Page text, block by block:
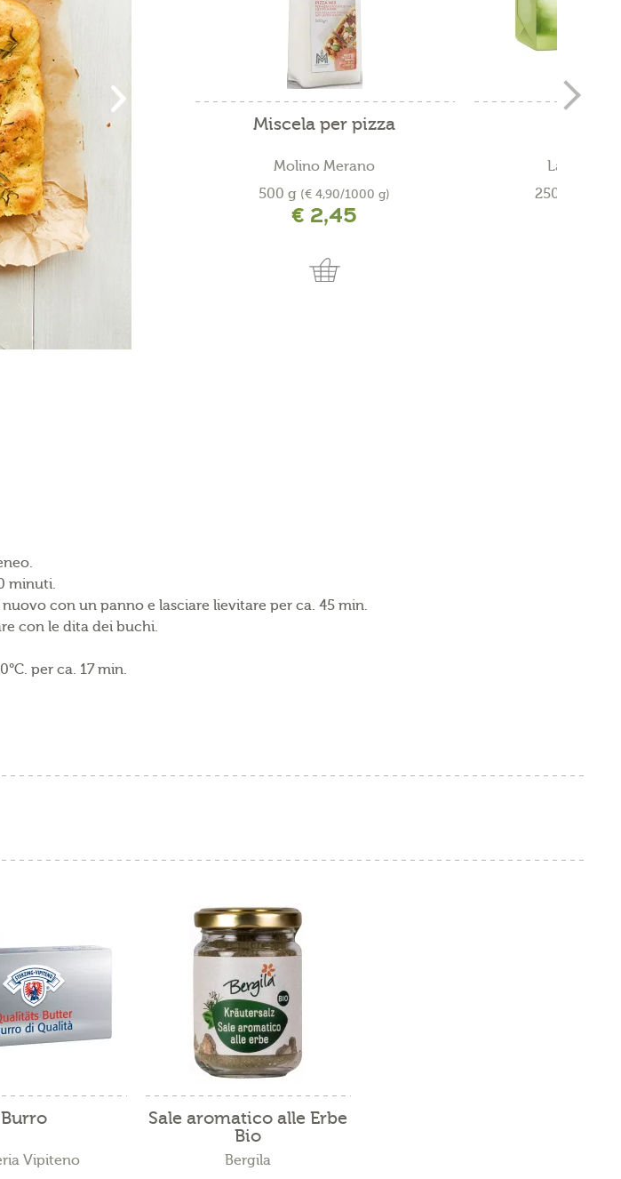
Miscela per pizza
Molino Merano
500 g (€ 4,90/1000 g)
incl. IVA più costi di spedizione
€ 2,45
Latteria
250 g
minuti.
con un panno e lasciare lievitare per ca. 45 min.
con le dita dei buchi.
per ca. 17 min.
Burro
Vipiteno
Sale aromatico alle Erbe
Bio
Bergila